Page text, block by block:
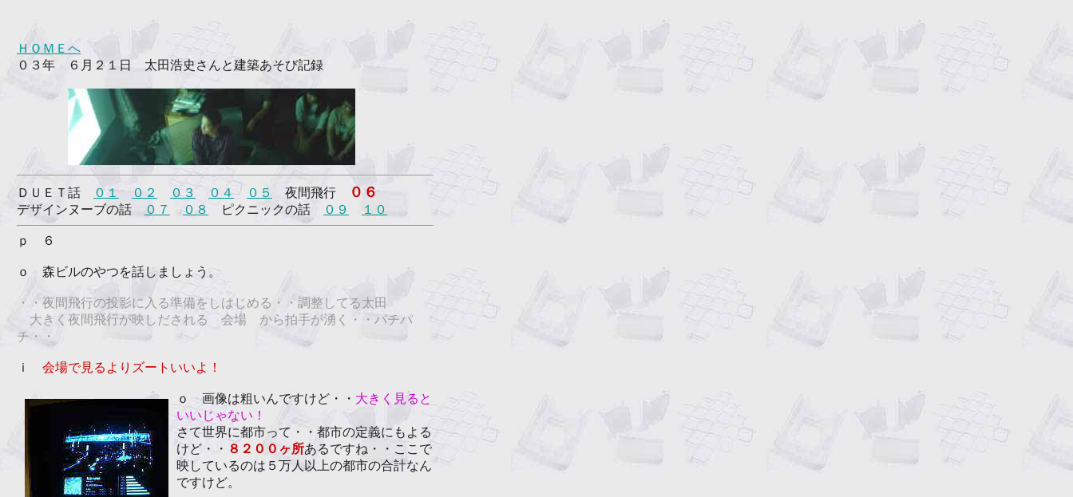
ＨＯＭＥへ
０３年 ６月２１日 太田浩史さんと建築あそび記録
ＤＵＥＴ話 ０１ ０２ ０３ ０４ ０５ 夜間飛行 ０６
デザインヌーブの話 ０７ ０８ ピクニックの話 ０９ １０
ｐ ６
ｏ 森ビルのやつを話しましょう。
・・夜間飛行の投影に入る準備をしはじめる・・調整してる太田
大きく夜間飛行が映しだされる 会場 から拍手が湧く・・パチパ
チ・・
ｉ 会場で見るよりズートいいよ！
ｏ 画像は粗いんですけど・・ 大きく見ると
いいじゃない！
さて世界に都市って・・都市の定義にもよる
けど・・ ８２００ヶ所あるですね・・ここで
映しているのは５万人以上の都市の合計なん
ですけど。